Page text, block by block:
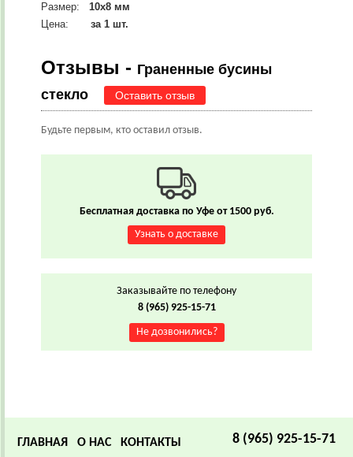
Размер: 10х8 мм
Цена:
за 1 шт.
Отзывы - Граненные бусины
стекло
Оставить отзыв
Будьте первым, кто оставил отзыв.
Бесплатная доставка по Уфе от 1500 руб.
Узнать о доставке
Заказывайте по телефону
8 (965) 925-15-71
Не дозвонились?
8 (965) 925-15-71
ГЛАВНАЯ О НАС КОНТАКТЫ